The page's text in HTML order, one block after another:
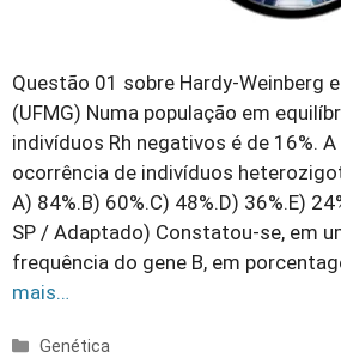
Questão 01 sobre Hardy-Weinberg
(UFMG) Numa população em
indivíduos Rh negativos é de 16%.
ocorrência de indivíduos
A) 84%.B) 60%.C) 48%.D) 36%.E)
SP / Adaptado) Constatou-se, em
frequência do gene B, em
mais…
Categorias
Genética